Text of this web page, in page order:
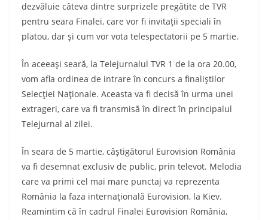
dezvăluie câteva dintre surprizele pregătite de TVR
pentru seara Finalei, care vor fi invitaţii speciali în
platou, dar şi cum vor vota telespectatorii pe 5 martie.
În aceeaşi seară, la Telejurnalul TVR 1 de la ora 20.00,
vom afla ordinea de intrare în concurs a finaliştilor
Selecţiei Naţionale. Aceasta va fi decisă în urma unei
extrageri, care va fi transmisă în direct în principalul
Telejurnal al zilei.
În seara de 5 martie, câştigătorul Eurovision România
va fi desemnat exclusiv de public, prin televot. Melodia
care va primi cel mai mare punctaj va reprezenta
România la faza internaţională Eurovision, la Kiev.
Reamintim că în cadrul Finalei Eurovision România,